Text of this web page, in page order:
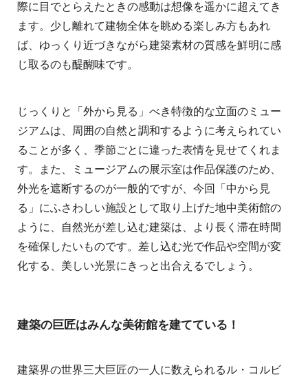
際に目でとらえたときの感動は想像を遥かに超えてき
ます。少し離れて建物全体を眺める楽しみ方もあれ
ば、ゆっくり近づきながら建築素材の質感を鮮明に感
じ取るのも醍醐味です。
じっくりと「外から見る」べき特徴的な立面のミュー
ジアムは、周囲の自然と調和するように考えられてい
ることが多く、季節ごとに違った表情を見せてくれま
す。また、ミュージアムの展示室は作品保護のため、
外光を遮断するのが一般的ですが、今回「中から見
る」にふさわしい施設として取り上げた地中美術館の
ように、自然光が差し込む建築は、より長く滞在時間
を確保したいものです。差し込む光で作品や空間が変
化する、美しい光景にきっと出合えるでしょう。
建築の巨匠はみんな美術館を建てている！
建築界の世界三大巨匠の一人に数えられるル・コルビ